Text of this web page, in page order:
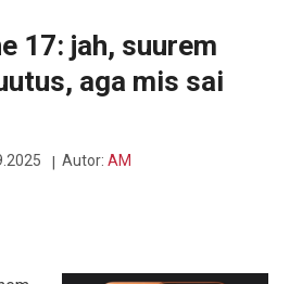
17: jah, suurem
aga mis sai
Autor: AM